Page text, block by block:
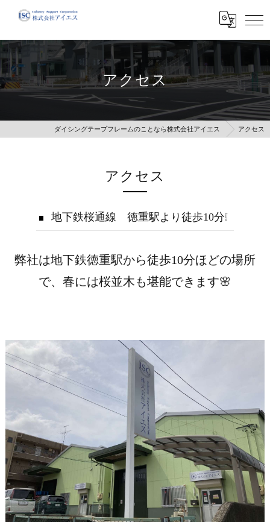
アクセス
ダイシングテープフレームのことなら株式会社アイエス アクセス
アクセス
地下鉄桜通線 徳重駅より徒歩10分❕
弊社は地下鉄徳重駅から徒歩10分ほどの場所
で、春には桜並木も堪能できます🌸